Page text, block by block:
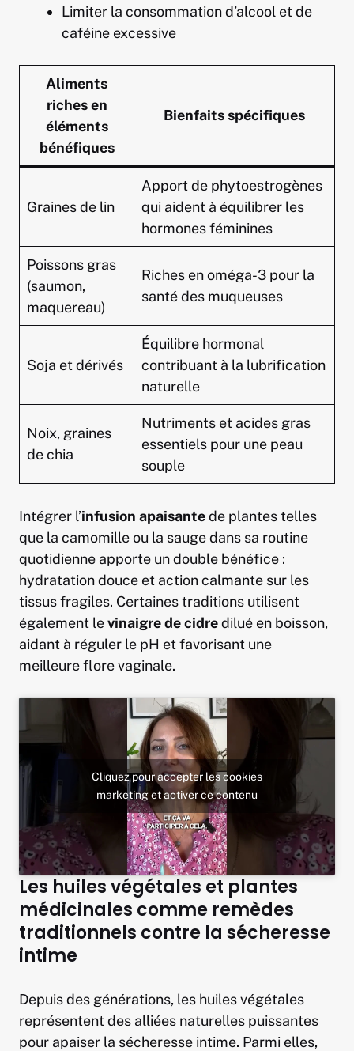
Limiter la consommation d’alcool et de
caféine excessive
Aliments
riches en
éléments
bénéfiques
Bienfaits spécifiques
Graines de lin
Apport de phytoestrogènes
qui aident à équilibrer les
hormones féminines
Poissons gras
(saumon,
maquereau)
Riches en oméga-3 pour la
santé des muqueuses
Soja et dérivés
Équilibre hormonal
contribuant à la lubrification
naturelle
Noix, graines
de chia
Nutriments et acides gras
essentiels pour une peau
souple
Intégrer l’infusion apaisantede plantes telles
que la camomille ou la sauge dans sa routine
quotidienne apporte un double bénéfice :
hydratation douce et action calmante sur les
tissus fragiles. Certaines traditions utilisent
également levinaigre de cidredilué en boisson,
aidant à réguler le pH et favorisant une
meilleure flore vaginale.
Cliquez pour accepter les cookies
marketing et activer ce contenu
Les huiles végétales et plantes
médicinales comme remèdes
traditionnels contre la sécheresse
intime
Depuis des générations, les huiles végétales
représentent des alliées naturelles puissantes
pour apaiser la sécheresse intime. Parmi elles,